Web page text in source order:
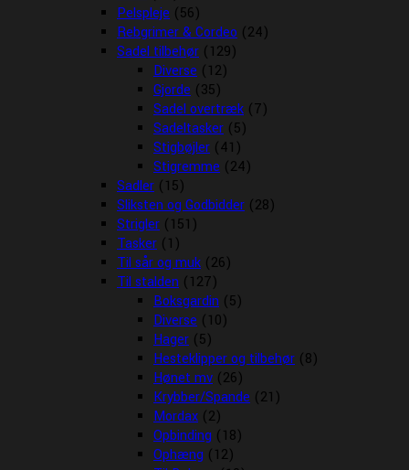
Pelspleje (56)
Rebgrimer & Cordeo (24)
Sadel tilbehør (129)
Diverse (12)
Gjorde (35)
Sadel overtræk (7)
Sadeltasker (5)
Stigbøjler (41)
Stigremme (24)
Sadler (15)
Sliksten og Godbidder (28)
Strigler (151)
Tasker (1)
Til sår og muk (26)
Til stalden (127)
Boksgardin (5)
Diverse (10)
Hager (5)
Hesteklipper og tilbehør (8)
Hønet mv (26)
Krybber/Spande (21)
Mordax (2)
Opbinding (18)
Ophæng (12)